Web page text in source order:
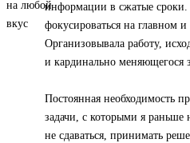
информации в сжатые сроки.
фокусироваться на главном
Организовывала работу,
и кардинально меняющегося
Постоянная необходимость
задачи, с которыми я раньше
не сдаваться, принимать